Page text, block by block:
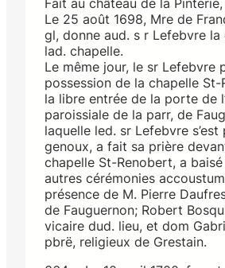
Le 25 août 1698, Mre de
gl, donne aud. s r Lefebvre
lad. chapelle.
Le même jour, le sr Lefebvre
possession de la chapelle
la libre entrée de la porte de
paroissiale de la parr, de
laquelle led. sr Lefebvre s’est
genoux, a fait sa prière
chapelle St-Renobert, a
autres cérémonies
présence de M. Pierre
de Fauguernon; Robert
vicaire dud. lieu, et dom
pbrë, religieux de Grestain.